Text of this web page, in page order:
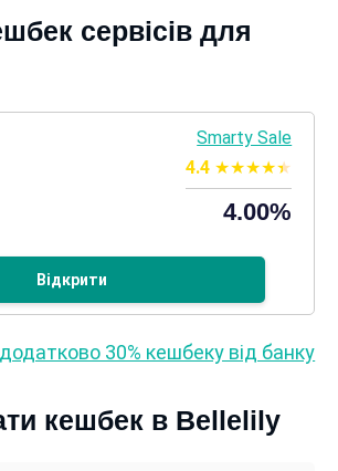
сервісів для
Smarty Sale
4.4
4.00%
Відкрити
30% кешбеку від банку
кешбек в Bellelily